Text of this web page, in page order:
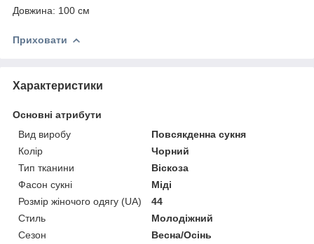
Довжина: 100 см
Приховати
Характеристики
Основні атрибути
Вид виробу
Повсякденна сукня
Колір
Чорний
Тип тканини
Віскоза
Фасон сукні
Міді
Розмір жіночого одягу (UA)
44
Стиль
Молодіжний
Сезон
Весна/Осінь